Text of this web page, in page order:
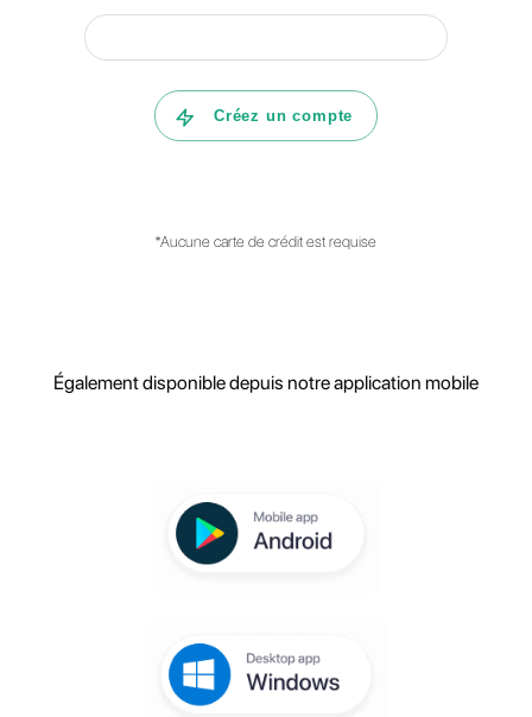
Comment Callbell peut aider votre
entreprise dans la gestion de
gratuit